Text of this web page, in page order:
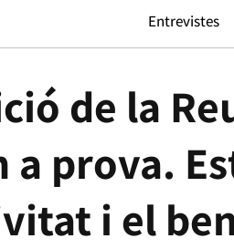
Entrevistes
de la
a prova.
i el